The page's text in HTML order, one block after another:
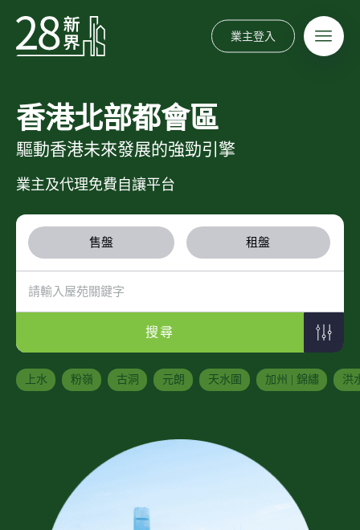
業主登入
香港北部都會區
驅動香港未來發展的強勁引擎
業主及代理免費自讓平台
售盤 租盤
搜尋
上水 粉嶺 古洞 元朗 天水圍 加州 | 錦繡 洪